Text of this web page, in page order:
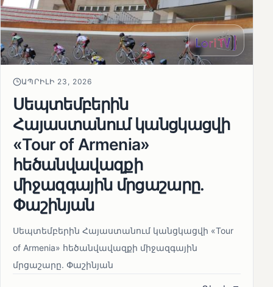
ԱՊՐԻԼԻ 23, 2026
Սեպտեմբերին
Հայաստանում կանցկացվի
«Tour of Armenia»
հեծանվավազքի
միջազգային մրցաշարը.
Փաշինյան
Սեպտեմբերին Հայաստանում կանցկացվի «Tour
of Armenia» հեծանվավազքի միջազգային
մրցաշարը. Փաշինյան